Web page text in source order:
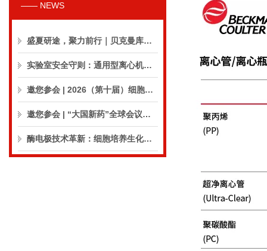
—— NEWS
盛夏研途，聚力前行｜贝克曼库尔特生命科学8月活动预告
实验室安全守则：通用型离心机操作与保养的10个要点
邀您参会 | 2026（第十届）细胞外囊泡合规与临床应用大会
邀您参会 | “大国新药”全球会议（CPIC2026）
酶电极技术革新：细胞培养生化分析仪实现精准在线监测